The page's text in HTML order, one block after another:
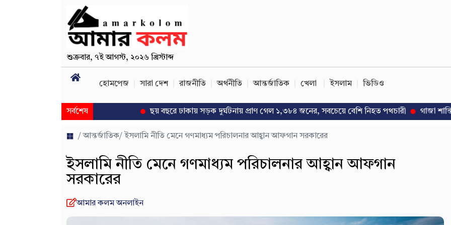
শুক্রবার, ৭ই আগস্ট, ২০২৬ খ্রিস্টাব্দ
হোমপেজ সারা দেশ রাজনীতি অর্থনীতি আন্তর্জাতিক খেলা ইসলাম ভিডিও
সর্বশেষ ছয় বছরে ঢাকায় সড়ক দুর্ঘটনায় প্রাণ গেল ১,৩৮৪ জনের, সবচেয়ে বেশি নিহত পথচারী গাজা শান্তি উদ্যোগে
/আন্তর্জাতিক/ ইসলামি নীতি মেনে গণমাধ্যম পরিচালনার আহ্বান আফগান সরকারের
ইসলামি নীতি মেনে গণমাধ্যম পরিচালনার আহ্বান আফগান
সরকারের
আমার কলম অনলাইন